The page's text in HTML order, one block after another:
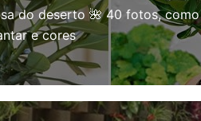
do deserto 🌺 40 fotos, como
e cores